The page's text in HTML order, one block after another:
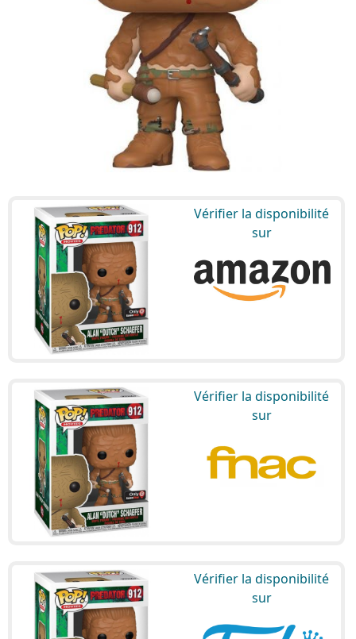
Vérifier la disponibilité
sur
Vérifier la disponibilité
sur
Vérifier la disponibilité
sur